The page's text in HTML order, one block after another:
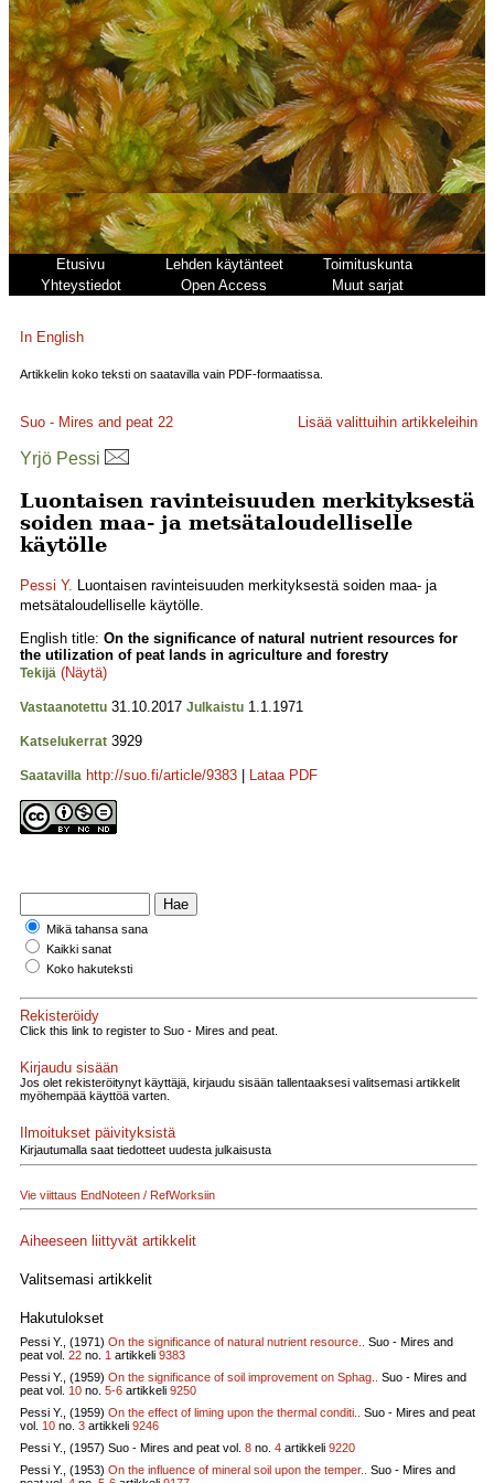
Etusivu Lehden käytänteet
Toimituskunta
Yhteystiedot
Open Access Muut sarjat
In English
Artikkelin koko teksti on saatavilla vain PDF-formaatissa.
Suo - Mires and peat 22 Lisää valittuihin artikkeleihin
Yrjö Pessi
Luontaisen ravinteisuuden merkityksestä
soiden maa- ja metsätaloudelliselle
käytölle
Pessi Y. Luontaisen ravinteisuuden merkityksestä soiden maa- ja
metsätaloudelliselle käytölle.
English title: On the significance of natural nutrient resources for
the utilization of peat lands in agriculture and forestry
Tekijä (Näytä)
Vastaanotettu 31.10.2017 Julkaistu 1.1.1971
Katselukerrat 3929
Saatavilla http://suo.fi/article/9383 Lataa PDF
Mikä tahansa sana
Kaikki sanat
Koko hakuteksti
Rekisteröidy
Click this link to register to Suo - Mires and peat.
Kirjaudu sisään
Jos olet rekisteröitynyt käyttäjä, kirjaudu sisään tallentaaksesi valitsemasi artikkelit
myöhempää käyttöä varten.
Ilmoitukset päivityksistä
Kirjautumalla saat tiedotteet uudesta julkaisusta
Vie viittaus EndNoteen / RefWorksiin
Aiheeseen liittyvät artikkelit
Valitsemasi artikkelit
Hakutulokset
Pessi Y., (1971) On the significance of natural nutrient resource..
Suo - Mires and
peat vol. 22 no. 1 artikkeli 9383
Pessi Y., (1959) On the significance of soil improvement on Sphag..
Suo - Mires and
peat vol. 10 no. 5-6 artikkeli 9250
Pessi Y., (1959) On the effect of liming upon the thermal conditi..
Suo - Mires and peat
vol. 10 no. 3 artikkeli 9246
Pessi Y., (1957) Suo - Mires and peat vol. 8 no. 4 artikkeli 9220
Pessi Y., (1953) On the influence of mineral soil upon the temper..
Suo - Mires and